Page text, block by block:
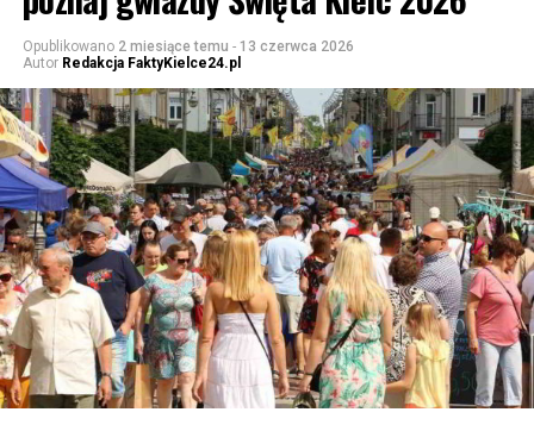
Opublikowano 2 miesiące temu - 13 czerwca 2026
Autor Redakcja FaktyKielce24.pl